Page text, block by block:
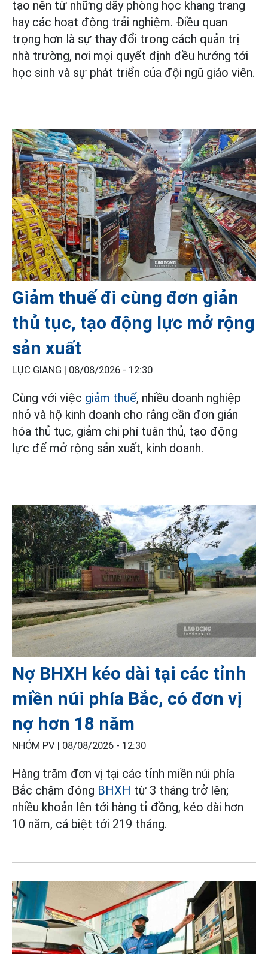
tạo nên từ những dãy phòng học khang trang
hay các hoạt động trải nghiệm. Điều quan
trọng hơn là sự thay đổi trong cách quản trị
nhà trường, nơi mọi quyết định đều hướng tới
học sinh và sự phát triển của đội ngũ giáo viên.
Giảm thuế đi cùng đơn giản
thủ tục, tạo động lực mở rộng
sản xuất
LỤC GIANG | 08/08/2026 - 12:30
Cùng với việc giảm thuế, nhiều doanh nghiệp
nhỏ và hộ kinh doanh cho rằng cần đơn giản
hóa thủ tục, giảm chi phí tuân thủ, tạo động
lực để mở rộng sản xuất, kinh doanh.
Nợ BHXH kéo dài tại các tỉnh
miền núi phía Bắc, có đơn vị
nợ hơn 18 năm
NHÓM PV | 08/08/2026 - 12:30
Hàng trăm đơn vị tại các tỉnh miền núi phía
Bắc chậm đóng BHXH từ 3 tháng trở lên;
nhiều khoản lên tới hàng tỉ đồng, kéo dài hơn
10 năm, cá biệt tới 219 tháng.